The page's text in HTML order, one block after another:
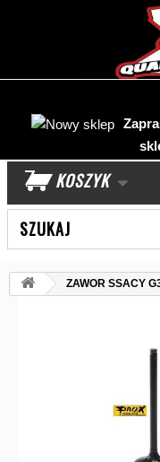
KOSZYK
ZAWOR SSACY